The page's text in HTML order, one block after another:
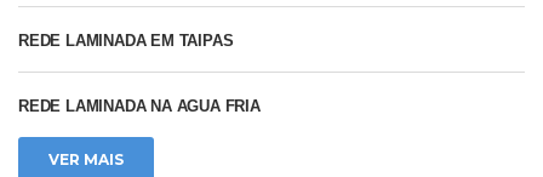
REDE LAMINADA EM TAIPAS
REDE LAMINADA NA AGUA FRIA
VER MAIS